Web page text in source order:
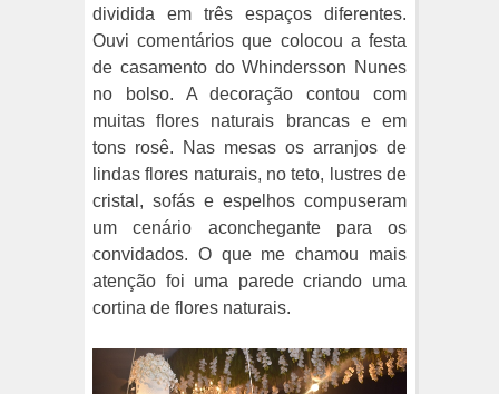
dividida em três espaços diferentes.
Ouvi comentários que colocou a festa
de casamento do Whindersson Nunes
no bolso. A decoração contou com
muitas flores naturais brancas e em
tons rosê. Nas mesas os arranjos de
lindas flores naturais, no teto, lustres de
cristal, sofás e espelhos compuseram
um cenário aconchegante para os
convidados. O que me chamou mais
atenção foi uma parede criando uma
cortina de flores naturais.